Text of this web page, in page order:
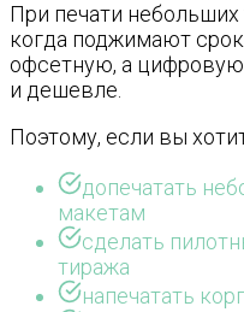
При печати
когда поджимают
офсетную, а цифровую
и дешевле.
Поэтому, если вы
допечатать
макетам
сделать
тиража
напечатать